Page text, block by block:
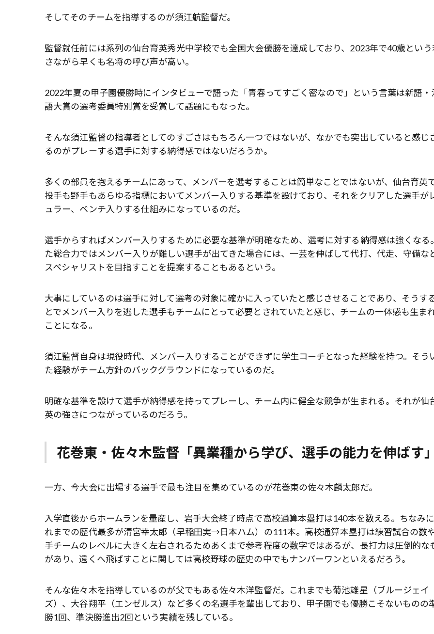
そしてそのチームを指導するのが須江航監督だ。
監督就任前には系列の仙台育英秀光中学校でも全国大会優勝を達成しており、2023年で40歳という
さながら早くも名将の呼び声が高い。
2022年夏の甲子園優勝時にインタビューで語った「青春ってすごく密なので」という言葉は新語・
語大賞の選考委員特別賞を受賞して話題にもなった。
そんな須江監督の指導者としてのすごさはもちろん一つではないが、なかでも突出していると感じ
るのがプレーする選手に対する納得感ではないだろうか。
多くの部員を抱えるチームにあって、メンバーを選考することは簡単なことではないが、仙台育英
投手も野手もあらゆる指標においてメンバー入りする基準を設けており、それをクリアした選手が
ュラー、ベンチ入りする仕組みになっているのだ。
選手からすればメンバー入りするために必要な基準が明確なため、選考に対する納得感は強くなる
た総合力ではメンバー入りが難しい選手が出てきた場合には、一芸を伸ばして代打、代走、守備な
スペシャリストを目指すことを提案することもあるという。
大事にしているのは選手に対して選考の対象に確かに入っていたと感じさせることであり、そうす
とでメンバー入りを逃した選手もチームにとって必要とされていたと感じ、チームの一体感も生ま
ことになる。
須江監督自身は現役時代、メンバー入りすることができずに学生コーチとなった経験を持つ。そう
た経験がチーム方針のバックグラウンドになっているのだ。
明確な基準を設けて選手が納得感を持ってプレーし、チーム内に健全な競争が生まれる。それが仙
英の強さにつながっているのだろう。
花巻東・佐々木監督「異業種から学び、選手の能力を伸ばす」
一方、今大会に出場する選手で最も注目を集めているのが花巻東の佐々木麟太郎だ。
入学直後からホームランを量産し、岩手大会終了時点で高校通算本塁打は140本を数える。ちなみ
れまでの歴代最多が清宮幸太郎（早稲田実→日本ハム）の111本。高校通算本塁打は練習試合の数
手チームのレベルに大きく左右されるためあくまで参考程度の数字ではあるが、長打力は圧倒的な
があり、遠くへ飛ばすことに関しては高校野球の歴史の中でもナンバーワンといえるだろう。
そんな佐々木を指導しているのが父でもある佐々木洋監督だ。これまでも菊池雄星（ブルージェイ
ズ）、 大谷翔平 （エンゼルス）など多くの名選手を輩出しており、甲子園でも優勝こそないものの
勝1回、準決勝進出2回という実績を残している。